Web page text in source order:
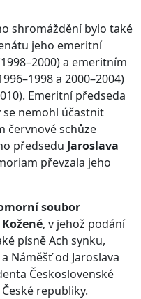
shromáždění bylo také
jeho emeritní
a emeritním
a 2000–2004)
Emeritní předseda
se nemohl účastnit
červnové schůze
předsedu Jaroslava
převzala jeho
soubor
, v jehož podání
písně Ach synku,
Náměšť od Jaroslava
Československé
republiky.